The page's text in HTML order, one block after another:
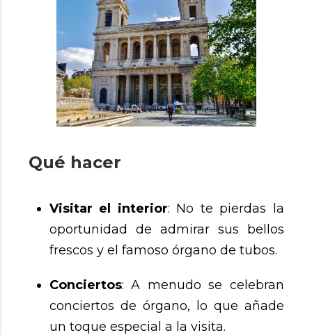
Qué hacer
Visitar el interior: No te pierdas la
oportunidad de admirar sus bellos
frescos y el famoso órgano de tubos.
Conciertos: A menudo se celebran
conciertos de órgano, lo que añade
un toque especial a la visita.